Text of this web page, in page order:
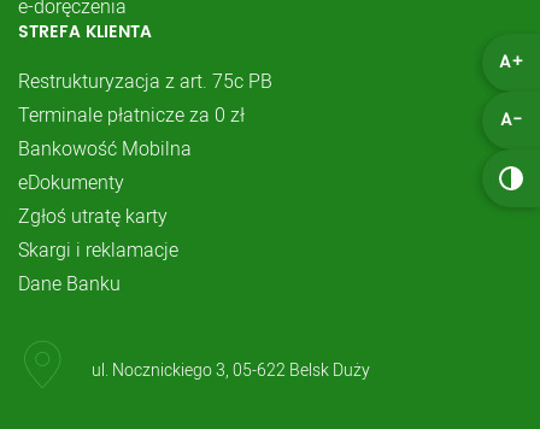
A+
A-
e-doręczenia
STREFA KLIENTA
Restrukturyzacja z art. 75c PB
Terminale płatnicze za 0 zł
Bankowość Mobilna
eDokumenty
Zgłoś utratę karty
Skargi i reklamacje
Dane Banku
ul. Nocznickiego 3, 05-622 Belsk Duży